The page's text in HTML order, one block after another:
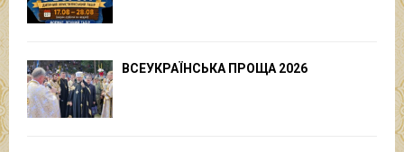
ВСЕУКРАЇНСЬКА ПРОЩА 2026